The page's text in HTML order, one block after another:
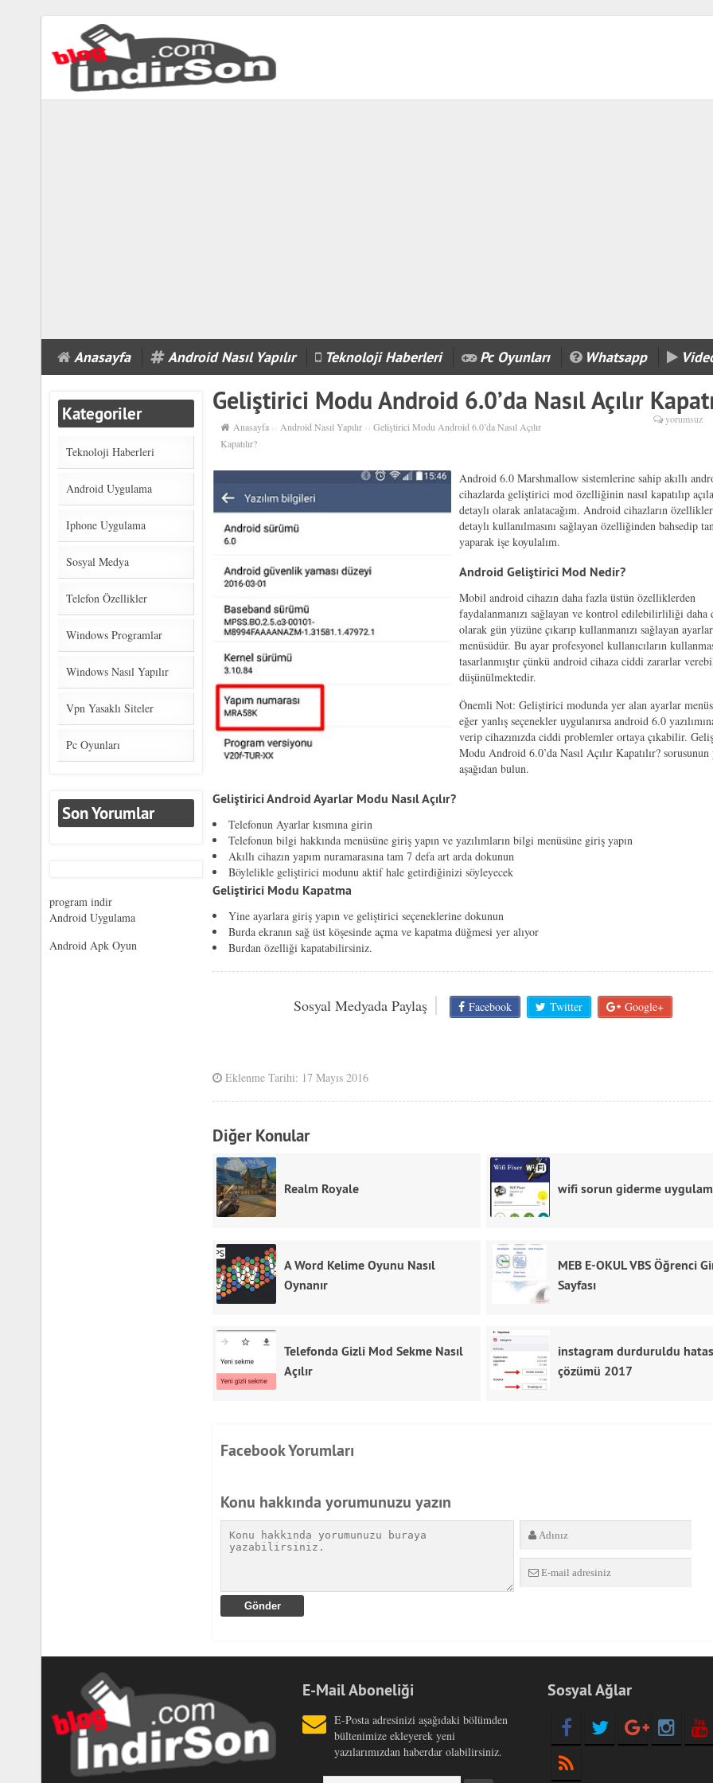
güncel
biabet
Anasayfa Android Nasıl Yapılır Teknoloji Haberleri Pc Oyunları Whatsapp
Geliştirici Modu Android 6.0’da Nasıl Açılır
Anasayfa ›› Android Nasıl Yapılır ››Geliştirici Modu Android 6.0’da Nasıl Açılır
Kapatılır?
yorumsuz
Android 6.0 Marshmallow sistemlerine sahip akıllı
cihazlarda geliştirici mod özelliğinin nasıl kapatılıp
detaylı olarak anlatacağım. Android cihazların
detaylı kullanılmasını sağlayan özelliğinden bahsedip
yaparak işe koyulalım.
Android Geliştirici Mod Nedir?
Mobil android cihazın daha fazla üstün özelliklerden
faydalanmanızı sağlayan ve kontrol edilebilirliliği daha
olarak gün yüzüne çıkarıp kullanmanızı sağlayan ayarlar
menüsüdür. Bu ayar profesyonel kullanıcıların
tasarlanmıştır çünkü android cihaza ciddi zararlar
düşünülmektedir.
Önemli Not: Geliştirici modunda yer alan ayarlar
eğer yanlış seçenekler uygulanırsa android 6.0
verip cihazınızda ciddi problemler ortaya çıkabilir.
Modu Android 6.0’da Nasıl Açılır Kapatılır? sorusunun
aşağıdan bulun.
Geliştirici Android Ayarlar Modu Nasıl Açılır?
Telefonun Ayarlar kısmına girin
Telefonun bilgi hakkında menüsüne giriş yapın ve yazılımların bilgi menüsüne giriş yapın
Akıllı cihazın yapım nuramarasına tam 7 defa art arda dokunun
Böylelikle geliştirici modunu aktif hale getirdiğinizi söyleyecek
Geliştirici Modu Kapatma
Yine ayarlara giriş yapın ve geliştirici seçeneklerine dokunun
Burda ekranın sağ üst köşesinde açma ve kapatma düğmesi yer alıyor
Burdan özelliği kapatabilirsiniz.
Sosyal Medyada Paylaş Facebook Twitter Google+
Eklenme Tarihi: 17 Mayıs 2016
Diğer Konular
Realm Royale wifi sorun giderme
A Word Kelime Oyunu Nasıl
Oynanır
MEB E-OKUL VBS Öğrenci
Sayfası
Telefonda Gizli Mod Sekme Nasıl
Açılır
instagram durduruldu
çözümü 2017
Facebook Yorumları
Konu hakkında yorumunuzu yazın
Kategoriler
Teknoloji Haberleri
Android Uygulama
Iphone Uygulama
Sosyal Medya
Telefon Özellikler
Windows Programlar
Windows Nasıl Yapılır
Vpn Yasaklı Siteler
Pc Oyunları
Son Yorumlar
program indir
Android Uygulama
Android Apk Oyun
E-Mail Aboneliği
E-Posta adresinizi aşağıdaki bölümden
bültenimize ekleyerek yeni
yazılarımızdan haberdar olabilirsiniz.
Sosyal Ağlar